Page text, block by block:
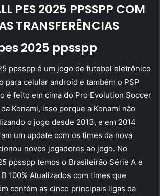
PES 2025 PPSSPP COM
TRANSFERÊNCIAS
2025 ppsspp
ppsspp é um jogo de futebol eletrônico
para celular android e também o PSP
é feito em cima do Pro Evolution Soccer
Konami, isso porque a Konami não
o jogo desde 2013, e em 2014
um update com os times da nova
novos jogadores ao jogo. No
ppsspp temos o Brasileirão Série A e
100% Atualizados com times que
contém as cinco principais ligas da